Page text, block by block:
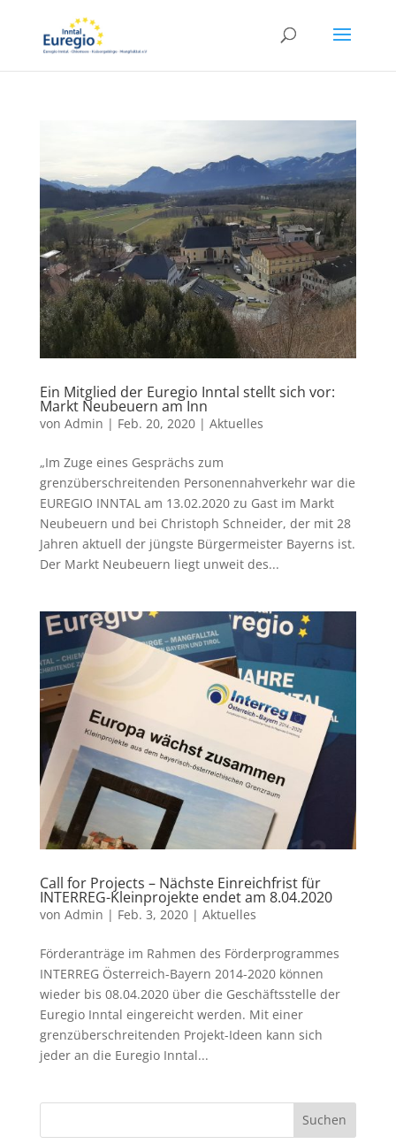
Ein Mitglied der Euregio Inntal stellt sich vor:
Markt Neubeuern am Inn
von Admin | Feb. 20, 2020| Aktuelles
„Im Zuge eines Gesprächs zum
grenzüberschreitenden Personennahverkehr war die
EUREGIO INNTAL am 13.02.2020 zu Gast im Markt
Neubeuern und bei Christoph Schneider, der mit 28
Jahren aktuell der jüngste Bürgermeister Bayerns ist.
Der Markt Neubeuern liegt unweit des...
Call for Projects – Nächste Einreichfrist für
INTERREG-Kleinprojekte endet am 8.04.2020
von Admin | Feb. 3, 2020| Aktuelles
Förderanträge im Rahmen des Förderprogrammes
INTERREG Österreich-Bayern 2014-2020 können
wieder bis 08.04.2020 über die Geschäftsstelle der
Euregio Inntal eingereicht werden. Mit einer
grenzüberschreitenden Projekt-Ideen kann sich
jeder an die Euregio Inntal...
Suchen